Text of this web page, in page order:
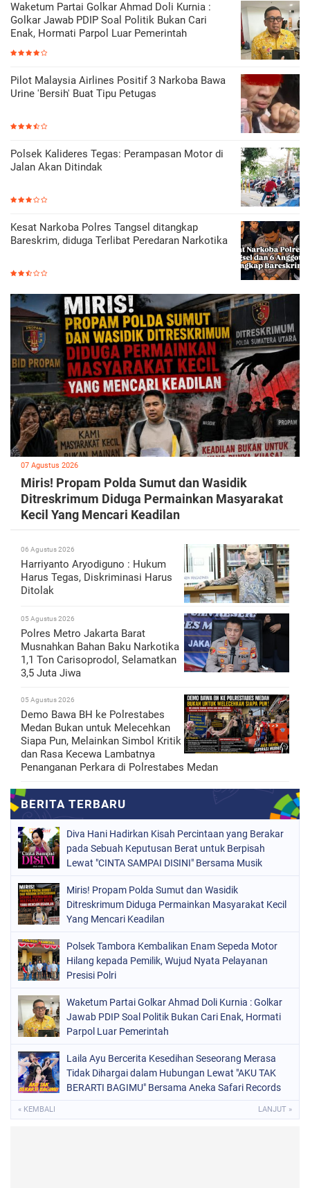
Waketum Partai Golkar Ahmad Doli Kurnia :
Golkar Jawab PDIP Soal Politik Bukan Cari
Enak, Hormati Parpol Luar Pemerintah
Pilot Malaysia Airlines Positif 3 Narkoba Bawa
Urine 'Bersih' Buat Tipu Petugas
Polsek Kalideres Tegas: Perampasan Motor di
Jalan Akan Ditindak
Kesat Narkoba Polres Tangsel ditangkap
Bareskrim, diduga Terlibat Peredaran Narkotika
07 Agustus 2026
Miris! Propam Polda Sumut dan Wasidik
Ditreskrimum Diduga Permainkan Masyarakat
Kecil Yang Mencari Keadilan
06 Agustus 2026
Harriyanto Aryodiguno : Hukum
Harus Tegas, Diskriminasi Harus
Ditolak
05 Agustus 2026
Polres Metro Jakarta Barat
Musnahkan Bahan Baku Narkotika
1,1 Ton Carisoprodol, Selamatkan
3,5 Juta Jiwa
05 Agustus 2026
Demo Bawa BH ke Polrestabes
Medan Bukan untuk Melecehkan
Siapa Pun, Melainkan Simbol Kritik
dan Rasa Kecewa Lambatnya
Penanganan Perkara di Polrestabes Medan
Diva Hani Hadirkan Kisah Percintaan yang Berakar
pada Sebuah Keputusan Berat untuk Berpisah
Lewat "CINTA SAMPAI DISINI" Bersama Musik
Miris! Propam Polda Sumut dan Wasidik
Ditreskrimum Diduga Permainkan Masyarakat Kecil
Yang Mencari Keadilan
Polsek Tambora Kembalikan Enam Sepeda Motor
Hilang kepada Pemilik, Wujud Nyata Pelayanan
Presisi Polri
Waketum Partai Golkar Ahmad Doli Kurnia : Golkar
Jawab PDIP Soal Politik Bukan Cari Enak, Hormati
Parpol Luar Pemerintah
Laila Ayu Bercerita Kesedihan Seseorang Merasa
Tidak Dihargai dalam Hubungan Lewat "AKU TAK
BERARTI BAGIMU" Bersama Aneka Safari Records
« KEMBALI LANJUT »